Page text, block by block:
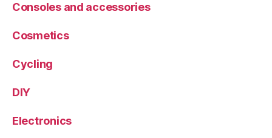
Consoles and accessories
Cosmetics
Cycling
DIY
Electronics